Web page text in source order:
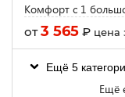
Комфорт с 1
от3 565 ₽ цена
Ещё 5
Ещё